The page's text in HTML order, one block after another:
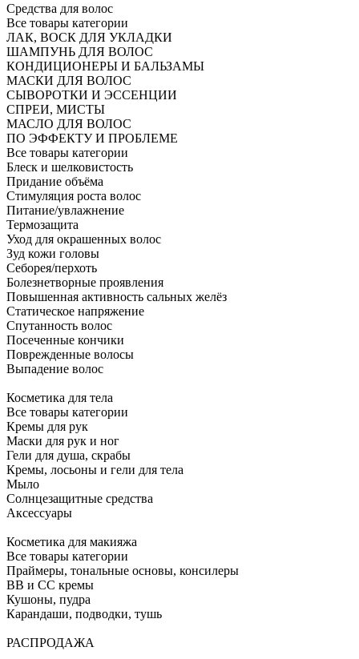
Средства для волос
Все товары категории
ЛАК, ВОСК ДЛЯ УКЛАДКИ
ШАМПУНЬ ДЛЯ ВОЛОС
КОНДИЦИОНЕРЫ И БАЛЬЗАМЫ
МАСКИ ДЛЯ ВОЛОС
СЫВОРОТКИ И ЭССЕНЦИИ
СПРЕИ, МИСТЫ
МАСЛО ДЛЯ ВОЛОС
ПО ЭФФЕКТУ И ПРОБЛЕМЕ
Все товары категории
Блеск и шелковистость
Придание объёма
Стимуляция роста волос
Питание/увлажнение
Термозащита
Уход для окрашенных волос
Зуд кожи головы
Себорея/перхоть
Болезнетворные проявления
Повышенная активность сальных желёз
Статическое напряжение
Спутанность волос
Посеченные кончики
Поврежденные волосы
Выпадение волос
Косметика для тела
Все товары категории
Кремы для рук
Маски для рук и ног
Гели для душа, скрабы
Кремы, лосьоны и гели для тела
Мыло
Солнцезащитные средства
Аксессуары
Косметика для макияжа
Все товары категории
Праймеры, тональные основы, консилеры
BB и CC кремы
Кушоны, пудра
Карандаши, подводки, тушь
РАСПРОДАЖА